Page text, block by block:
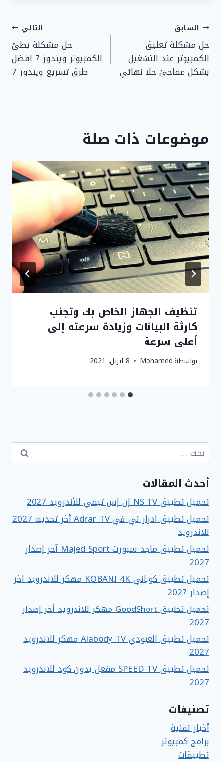
تصفّح
المقالات
السابق
حل مشكلة تعليق
الكمبيوتر عند التشغيل
بشكل مفاجئ حلا نهائي
التالي
حل مشكلة بطئ
الكمبيوتر ويندوز 7 افضل
طرق تسريع ويندوز 7
موضوعات ذات صلة
تنظيف الجهاز الخاص بك وتجنب
كارثة البيانات وزيادة سرعته إلى
أعلى سرعة
بواسطةMohamed 8 أبريل، 2021
البحث
عن:
أحدث المقالات
تحميل تطبيق NS TV إن إس تيفي للأندرويد 2027
تحميل تطبيق ادرار تي في Adrar TV أخر تحديث 2027
للاندرويد
تحميل تطبيق ماجد سبورت Majed Sport آخر إصدار
2027
تحميل تطبيق كوباني KOBANI 4K مهكر للاندرويد اخر
إصدار 2027
تحميل تطبيق GoodShort مهكر للاندرويد أخر إصدار
2027
تحميل تطبيق العبودي Alabody TV مهكر للاندرويد
2027
تحميل تطبيق SPEED TV مفعل بدون كود للاندرويد
2027
تصنيفات
أخبار تقنية
برامج كمبيوتر
تطبيقات